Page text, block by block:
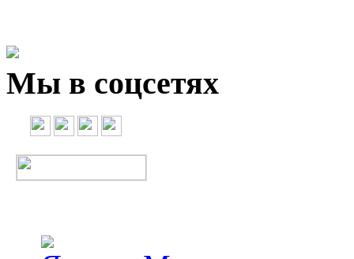
Мы в соцсетях